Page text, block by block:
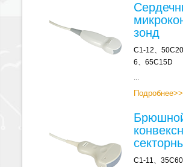
зонд
C1-12、
6、65C15D
...
Подробнее>>
C1-11、